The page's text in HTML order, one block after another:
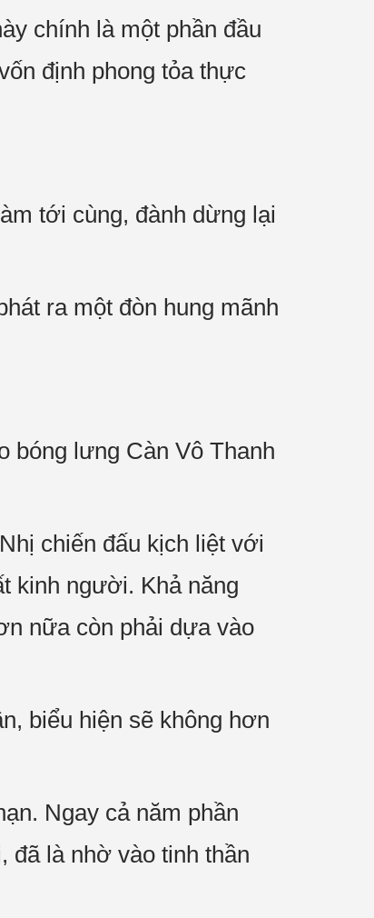
chính là một phần đầu
định phong tỏa thực
tới cùng, đành dừng lại
ra một đòn hung mãnh
bóng lưng Càn Vô Thanh
chiến đấu kịch liệt với
kinh người. Khả năng
nữa còn phải dựa vào
biểu hiện sẽ không hơn
Ngay cả năm phần
đã là nhờ vào tinh thần